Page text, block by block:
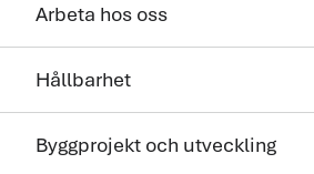
Arbeta hos oss
Hållbarhet
Byggprojekt och utveckling